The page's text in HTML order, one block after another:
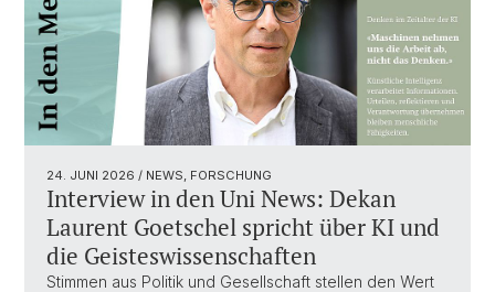
24. JUNI 2026 / NEWS, FORSCHUNG
Interview in den Uni News: Dekan
Laurent Goetschel spricht über KI und
die Geisteswissenschaften
Stimmen aus Politik und Gesellschaft stellen den Wert